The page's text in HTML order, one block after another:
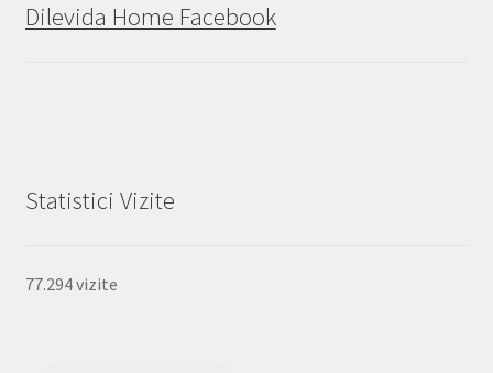
Dilevida Home Facebook
Statistici Vizite
77.294 vizite